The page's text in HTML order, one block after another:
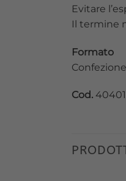
Evitare
Il termine
Formato
Cod.